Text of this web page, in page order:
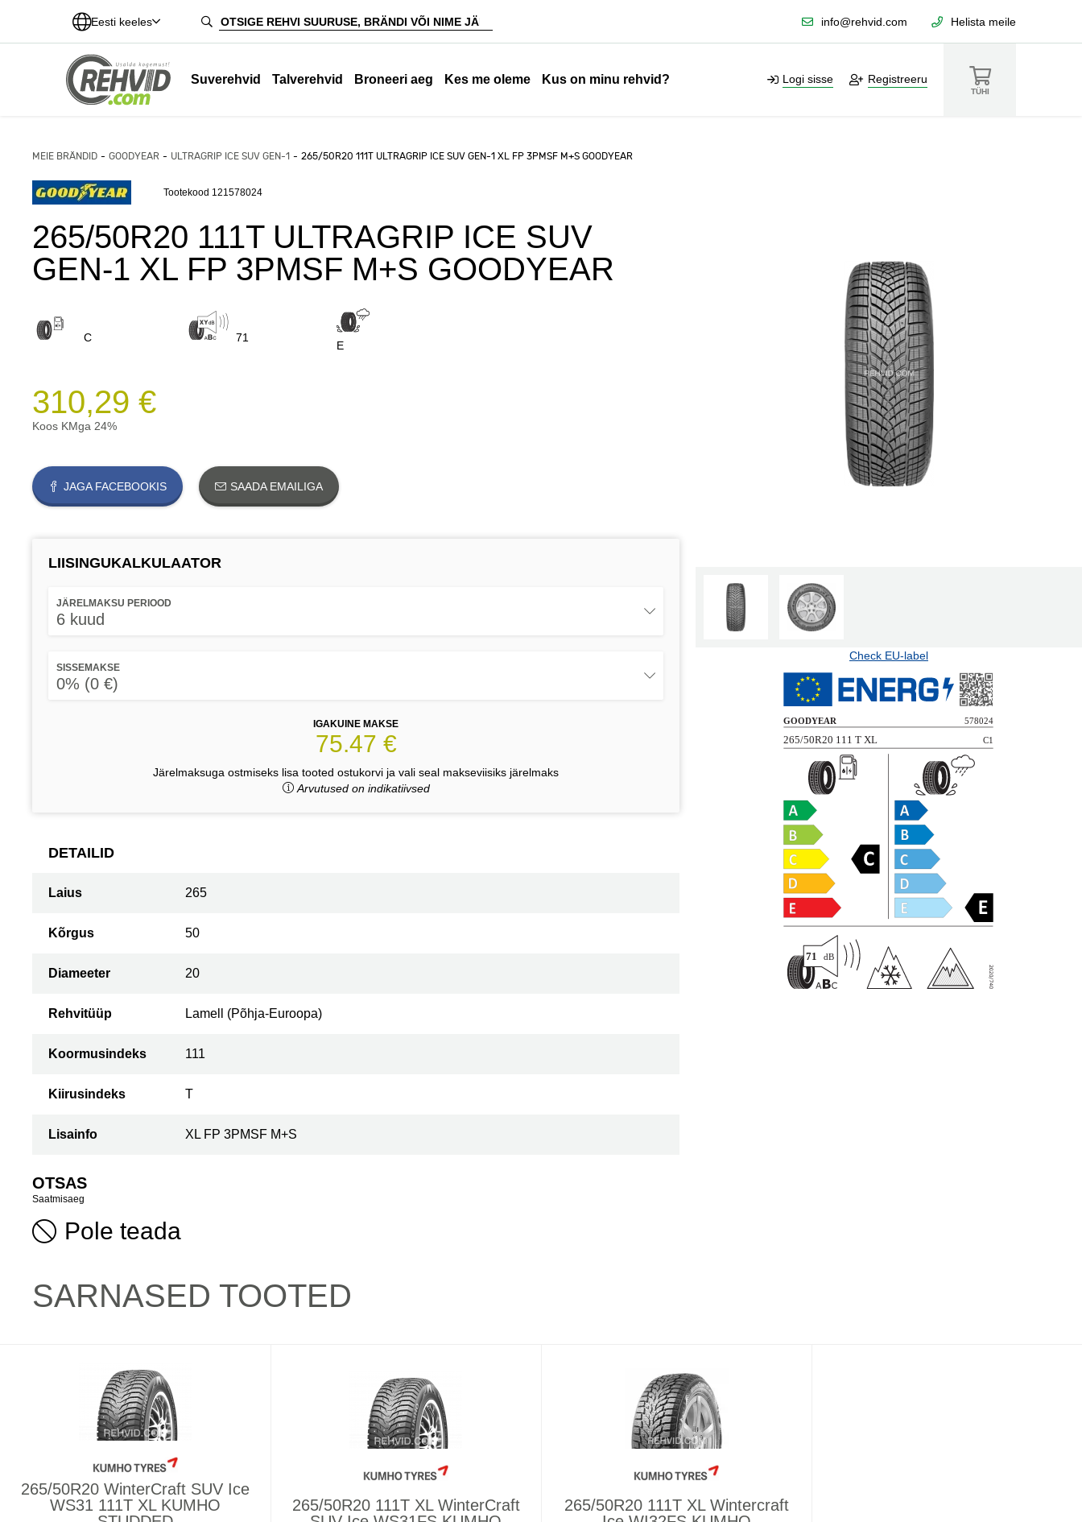
Eesti keeles info@rehvid.com Helista meile
Suverehvid Talverehvid Broneeri aeg Kes me oleme Kus on minu rehvid? Logi sisse Registreeru
TÜHI
MEIE BRÄNDID GOODYEAR ULTRAGRIP ICE SUV GEN-1 265/50R20 111T ULTRAGRIP ICE SUV GEN-1 XL FP 3PMSF M+S GOODYEAR
Tootekood 121578024
265/50R20 111T ULTRAGRIP ICE SUV
GEN-1 XL FP 3PMSF M+S GOODYEAR
C 71
E
310,29 €
Koos KMga 24%
JAGA FACEBOOKIS SAADA EMAILIGA
LIISINGUKALKULAATOR
JÄRELMAKSU PERIOOD
6 kuud
SISSEMAKSE
0% (0 €)
IGAKUINE MAKSE
75.47 €
Järelmaksuga ostmiseks lisa tooted ostukorvi ja vali seal makseviisiks järelmaks
Arvutused on indikatiivsed
DETAILID
Laius 265
Kõrgus 50
Diameeter 20
Rehvitüüp Lamell (Põhja-Euroopa)
Koormusindeks 111
Kiirusindeks T
Lisainfo XL FP 3PMSF M+S
OTSAS
Saatmisaeg
Pole teada
Check EU-label
SARNASED TOOTED
265/50R20 WinterCraft SUV Ice
WS31 111T XL KUMHO
265/50R20 111T XL WinterCraft
265/50R20 111T XL Wintercraft